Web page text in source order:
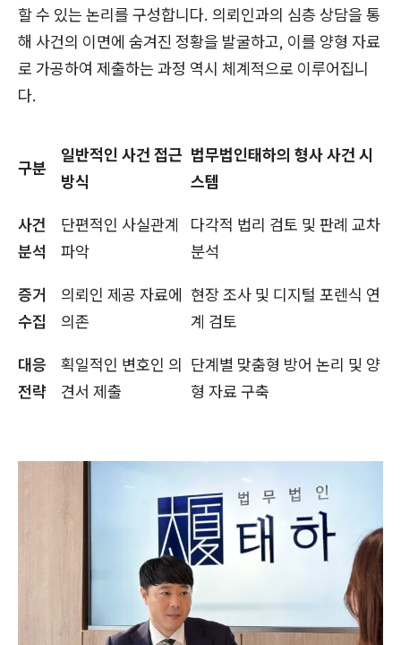
할 수 있는 논리를 구성합니다. 의뢰인과의 심층 상담을 통
해 사건의 이면에 숨겨진 정황을 발굴하고, 이를 양형 자료
로 가공하여 제출하는 과정 역시 체계적으로 이루어집니
다.
구분
일반적인 사건 접근
방식
법무법인태하의 형사 사건 시
스템
사건
분석
단편적인 사실관계
파악
다각적 법리 검토 및 판례 교차
분석
증거
수집
의뢰인 제공 자료에
의존
현장 조사 및 디지털 포렌식 연
계 검토
대응
전략
획일적인 변호인 의
견서 제출
단계별 맞춤형 방어 논리 및 양
형 자료 구축